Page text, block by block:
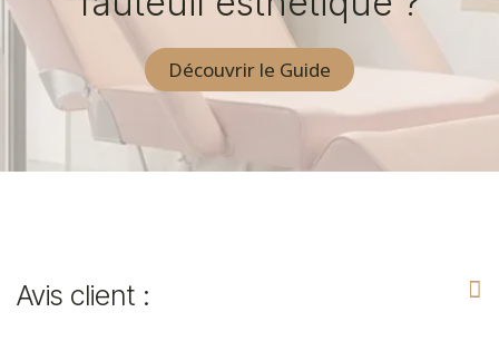
Découvrir le Guide
Avis client :